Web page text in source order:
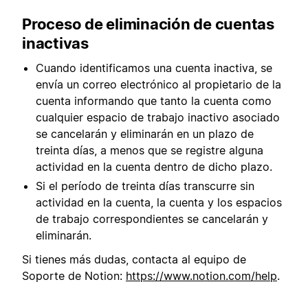
Proceso de eliminación de cuentas
inactivas
Cuando identificamos una cuenta inactiva, se
envía un correo electrónico al propietario de la
cuenta informando que tanto la cuenta como
cualquier espacio de trabajo inactivo asociado
se cancelarán y eliminarán en un plazo de
treinta días, a menos que se registre alguna
actividad en la cuenta dentro de dicho plazo.
Si el período de treinta días transcurre sin
actividad en la cuenta, la cuenta y los espacios
de trabajo correspondientes se cancelarán y
eliminarán.
Si tienes más dudas, contacta al equipo de
Soporte de Notion: https://www.notion.com/help.